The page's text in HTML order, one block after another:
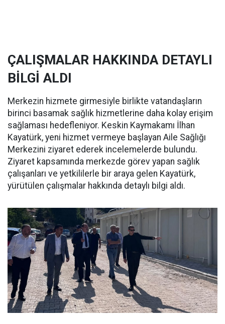
ÇALIŞMALAR HAKKINDA DETAYLI
BİLGİ ALDI
Merkezin hizmete girmesiyle birlikte vatandaşların
birinci basamak sağlık hizmetlerine daha kolay erişim
sağlaması hedefleniyor. Keskin Kaymakamı İlhan
Kayatürk, yeni hizmet vermeye başlayan Aile Sağlığı
Merkezini ziyaret ederek incelemelerde bulundu.
Ziyaret kapsamında merkezde görev yapan sağlık
çalışanları ve yetkililerle bir araya gelen Kayatürk,
yürütülen çalışmalar hakkında detaylı bilgi aldı.